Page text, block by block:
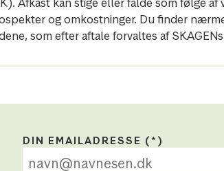
og omkostninger. Du finder
som efter aftale forvaltes af
DIN EMAILADRESSE